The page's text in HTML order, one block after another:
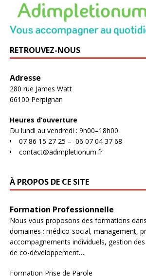
RETROUVEZ-NOUS
Adresse
280 rue James Watt
66100 Perpignan
Heures d’ouverture
Du lundi au vendredi : 9h00–18h00
07 86 15 27 25 – 06 07 04 37 68
contact@adimpletionum.fr
À PROPOS DE CE SITE
Formation Professionnelle​
Nous vous proposons des formations
domaines : médico-social, management,
accompagnements individuels, gestion
de co-développement….
Formation Prise de Parole